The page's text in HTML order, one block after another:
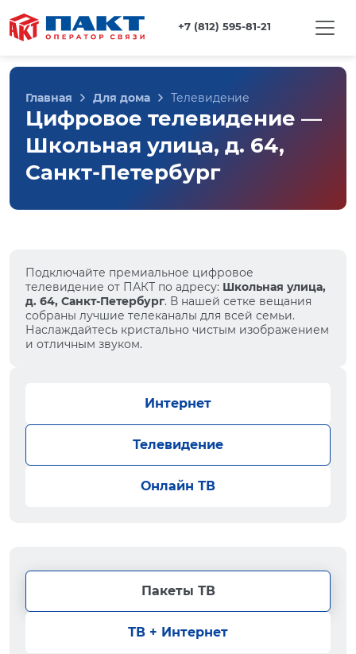
+7 (812) 595-81-21
Главная Для дома Телевидение
Цифровое телевидение —
Школьная улица, д. 64,
Санкт-Петербург
Подключайте премиальное цифровое
телевидение от ПАКТ по адресу: Школьная улица,
д. 64, Санкт-Петербург. В нашей сетке вещания
собраны лучшие телеканалы для всей семьи.
Наслаждайтесь кристально чистым изображением
и отличным звуком.
Интернет
Телевидение
Онлайн ТВ
Пакеты ТВ
ТВ + Интернет